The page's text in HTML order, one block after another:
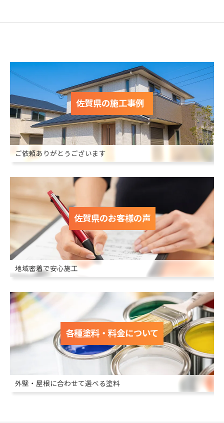
佐賀県の施工事例
ご依頼ありがとうございます
佐賀県のお客様の声
地域密着で安心施工
各種塗料・料金について
外壁・屋根に合わせて選べる塗料